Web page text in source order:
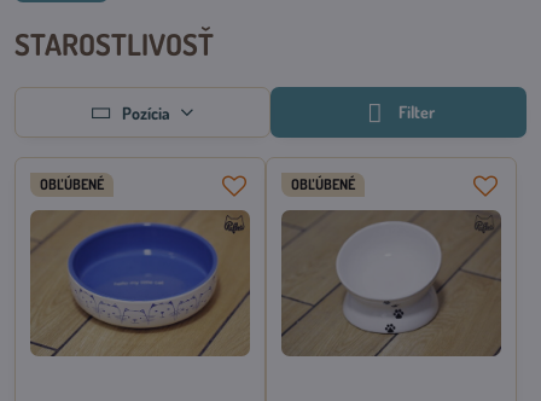
STAROSTLIVOSŤ
Pozícia Filter
OBĽÚBENÉ OBĽÚBENÉ